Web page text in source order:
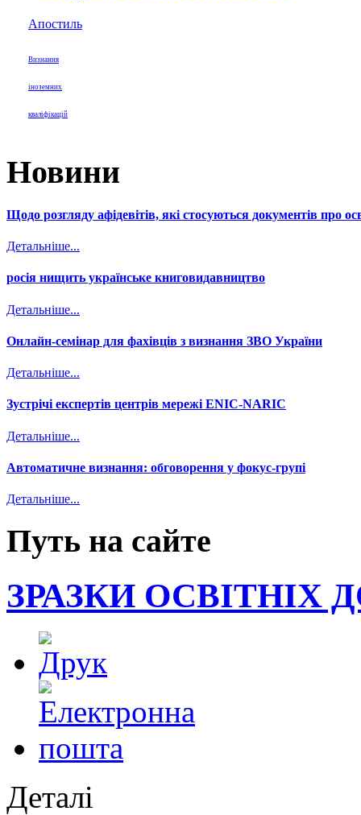
Апостиль
Визнання
іноземних
кваліфікацій
Новини
Щодо розгляду афідевітів, які стосуються документів про
Детальніше...
росія нищить українське книговидавництво
Детальніше...
Онлайн-семінар для фахівців з визнання ЗВО України
Детальніше...
Зустрічі експертів центрів мережі ENIC-NARIC
Детальніше...
Автоматичне визнання: обговорення у фокус-групі
Детальніше...
Путь на сайте
ЗРАЗКИ ОСВІТНІХ
Деталі